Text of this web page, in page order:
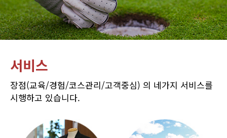
서비스
장점(교육/경험/코스관리/고객중심) 의 네가지 서비스를
시행하고 있습니다.